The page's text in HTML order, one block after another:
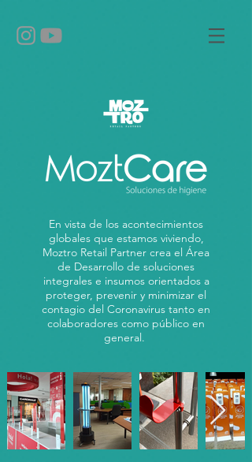
En vista de los acontecimientos
globales que estamos viviendo,
Moztro Retail Partner crea el Área
de Desarrollo de soluciones
integrales e insumos orientados a
proteger, prevenir y minimizar el
contagio del Coronavirus tanto en
colaboradores como público en
general.